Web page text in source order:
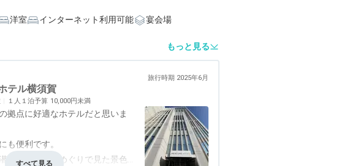
洋室 インターネット利用可能
宴会場
もっと見る
旅行時期 2025年6月
テル横須賀
１人１泊予算 10,000円未満
拠点に好適なホテルだと思いま
も便利です。
水艦など軍港めぐりで見た景色